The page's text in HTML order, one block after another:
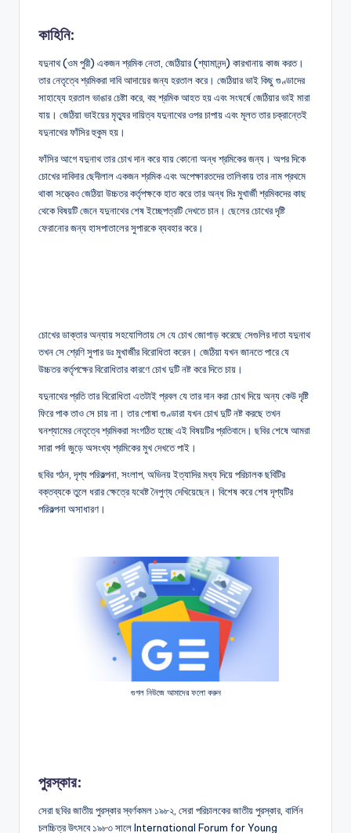
কাহিনি:
যদুনাথ (ওম পুরী) একজন শ্রমিক নেতা, জেঠিয়ার (শ্যামানন্দ) কারখানায় কাজ করত।
তার নেতৃত্বে শ্রমিকরা দাবি আদায়ের জন্য হরতাল করে। জেঠিয়ার ভাই কিছু গুণ্ডাদের
সাহায্যে হরতাল ভাঙার চেষ্টা করে, বহু শ্রমিক আহত হয় এবং সংঘর্ষে জেঠিয়ার ভাই মারা
যায়। জেঠিয়া ভাইয়ের মৃত্যুর দায়িত্ব যদুনাথের ওপর চাপায় এবং মূলত তার চক্রান্তেই
যদুনাথের ফাঁসির হুকুম হয়।
ফাঁসির আগে যদুনাথ তার চোখ দান করে যায় কোনো অন্ধ শ্রমিকের জন্য। অপর দিকে
চোখের দাবিদার ছেদীলাল একজন শ্রমিক এবং অপেক্ষারতদের তালিকায় তার নাম প্রথমে
থাকা সত্ত্বেও জেঠিয়া উচ্চতর কর্তৃপক্ষকে হাত করে তার অন্ধ মিঃ মুখার্জী শ্রমিকদের কাছ
থেকে বিষয়টি জেনে যদুনাথের শেষ ইচ্ছেপত্রটি দেখতে চান। ছেলের চোখের দৃষ্টি
ফেরানোর জন্য হাসপাতালের সুপারকে ব্যবহার করে।
চোখের ডাক্তার অন্যায় সহযোগিতায় সে যে চোখ জোগাড় করেছে সেগুলির দাতা যদুনাথ
তখন সে শ্রেণি সুপার ডঃ মুখার্জীর বিরোধিতা করেন। জেঠিয়া যখন জানতে পারে যে
উচ্চতর কর্তৃপক্ষের বিরোধিতার কারণে চোখ দুটি নষ্ট করে দিতে চায়।
যদুনাথের প্রতি তার বিরোধিতা এতটাই প্রবল যে তার দান করা চোখ দিয়ে অন্য কেউ দৃষ্টি
ফিরে পাক তাও সে চায় না। তার পোষা গুণ্ডারা যখন চোখ দুটি নষ্ট করছে তখন
ঘনশ্যামের নেতৃত্বে শ্রমিকরা সংগঠিত হচ্ছে এই বিষয়টির প্রতিবাদে। ছবির শেষে আমরা
সারা পর্দা জুড়ে অসংখ্য শ্রমিকের মুখ দেখতে পাই।
ছবির গঠন, দৃশ্য পরিকল্পনা, সংলাপ, অভিনয় ইত্যাদির মধ্য দিয়ে পরিচালক ছবিটির
বক্তব্যকে তুলে ধরার ক্ষেত্রে যথেষ্ট নৈপুণ্য দেখিয়েছেন। বিশেষ করে শেষ দৃশ্যটির
পরিকল্পনা অসাধারণ।
গুগল নিউজে আমাদের ফলো করুন
পুরস্কার:
সেরা ছবির জাতীয় পুরস্কার স্বর্ণকমল ১৯৮২, সেরা পরিচালকের জাতীয় পুরস্কার, বার্লিন
চলচ্চিত্র উৎসবে ১৯৮৩ সালে International Forum for Young